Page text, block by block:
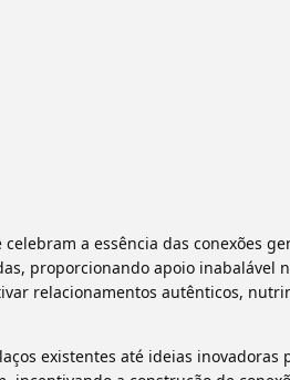
a essência das conexões
proporcionando apoio inabalável
relacionamentos autênticos,
existentes até ideias inovadoras